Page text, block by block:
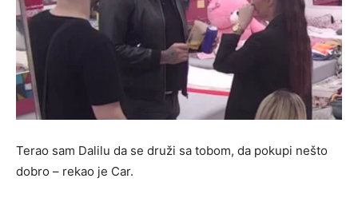
Terao sam Dalilu da se druži sa tobom, da pokupi nešto
dobro – rekao je Car.